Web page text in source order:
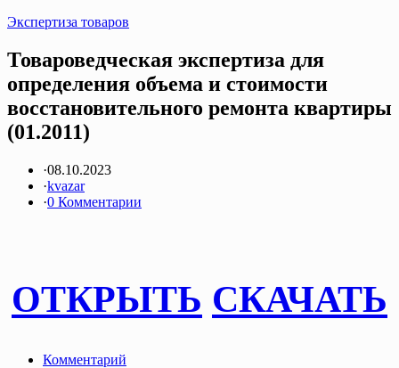
Экспертиза товаров
Товароведческая экспертиза для
определения объема и стоимости
восстановительного ремонта квартиры
(01.2011)
·08.10.2023
·kvazar
·0 Комментарии
ОТКРЫТЬ СКАЧАТЬ
Комментарий